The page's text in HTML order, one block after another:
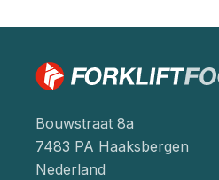
Bouwstraat 8a
7483 PA Haaksbergen
Nederland